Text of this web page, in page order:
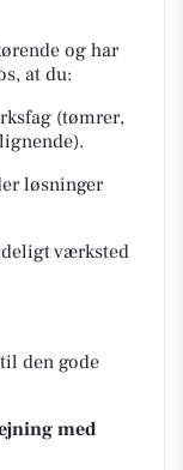
og har
at du:
(tømrer,
løsninger
værksted
den gode
med